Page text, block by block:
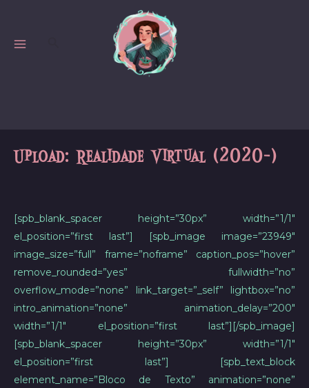
content
Upload: Realidade Virtual (2020-)
[spb_blank_spacer height=”30px” width=”1/1″
el_position=”first last”] [spb_image image=”23949″
image_size=”full” frame=”noframe” caption_pos=”hover”
remove_rounded=”yes” fullwidth=”no”
overflow_mode=”none” link_target=”_self” lightbox=”no”
intro_animation=”none” animation_delay=”200″
width=”1/1″ el_position=”first last”][/spb_image]
[spb_blank_spacer height=”30px” width=”1/1″
el_position=”first last”] [spb_text_block
element_name=”Bloco de Texto” animation=”none”